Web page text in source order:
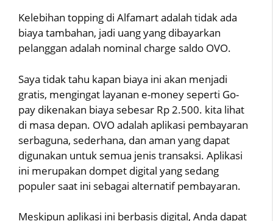
Kelebihan topping di Alfamart adalah tidak ada
biaya tambahan, jadi uang yang dibayarkan
pelanggan adalah nominal charge saldo OVO.
Saya tidak tahu kapan biaya ini akan menjadi
gratis, mengingat layanan e-money seperti Go-
pay dikenakan biaya sebesar Rp 2.500. kita lihat
di masa depan. OVO adalah aplikasi pembayaran
serbaguna, sederhana, dan aman yang dapat
digunakan untuk semua jenis transaksi. Aplikasi
ini merupakan dompet digital yang sedang
populer saat ini sebagai alternatif pembayaran.
Meskipun aplikasi ini berbasis digital, Anda dapat